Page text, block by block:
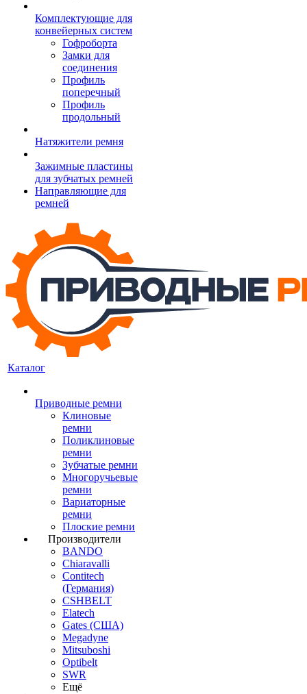
Комплектующие для
конвейерных систем
Гофроборта
Замки для
соединения
Профиль
поперечный
Профиль
продольный
Натяжители ремня
Зажимные пластины
для зубчатых ремней
Направляющие для
ремней
Каталог
Приводные ремни
Клиновые
ремни
Поликлиновые
ремни
Зубчатые ремни
Многоручьевые
ремни
Вариаторные
ремни
Плоские ремни
Производители
BANDO
Chiaravalli
Contitech
(Германия)
CSHBELT
Elatech
Gates (США)
Megadyne
Mitsuboshi
Optibelt
SWR
Ещё